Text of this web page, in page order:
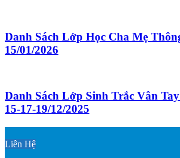
Danh Sách Lớp Học Cha Mẹ
15/01/2026
Danh Sách Lớp Sinh Trắc Vân
15-17-19/12/2025
Liên Hệ